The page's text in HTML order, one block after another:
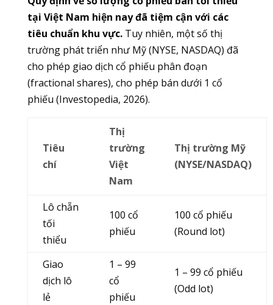
tại Việt Nam hiện nay đã tiệm cận với các
tiêu chuẩn khu vực.Tuy nhiên, một số thị
trường phát triển như Mỹ (NYSE, NASDAQ) đã
cho phép giao dịch cổ phiếu phân đoạn
(fractional shares), cho phép bán dưới 1 cổ
phiếu (Investopedia, 2026).
Tiêu
chí
Thị
trường
Việt
Nam
Thị trường Mỹ
(NYSE/NASDAQ)
Lô chẵn
tối
thiểu
100 cổ
phiếu
100 cổ phiếu
(Round lot)
Giao
dịch lô
lẻ
1 – 99
cổ
phiếu
1 – 99 cổ phiếu
(Odd lot)